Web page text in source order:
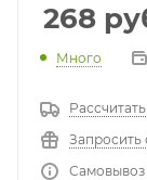
268
Много
Запросить
Самовывоз